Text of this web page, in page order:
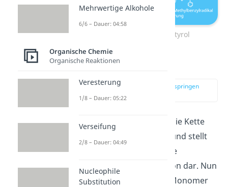
Selbstinitiation von Styrol
Propagation
zur Stelle im Video springen
(02:01)
In derPropagation
wird die Kette
immer weiter verlängert und stellt
damit also die tatsächliche
radikalische Polymerisation dar. Nun
kann das nächste Styrol-Monomer
Mehrwertige Alkohole
6/6 – Dauer: 04:58
Organische Chemie
Organische Reaktionen
Veresterung
1/8 – Dauer: 05:22
Verseifung
2/8 – Dauer: 04:49
Nucleophile
Substitution